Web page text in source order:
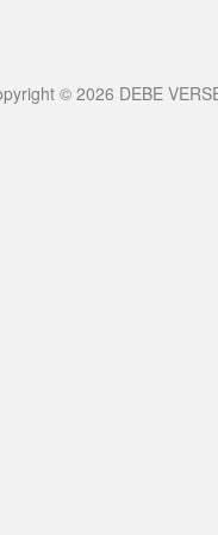
© 2026 DEBE